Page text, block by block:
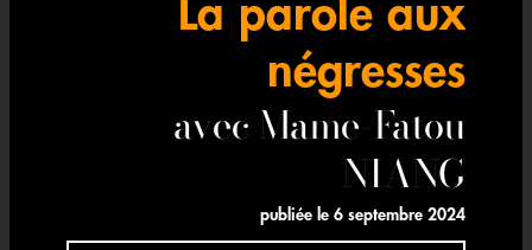
La parole aux
négresses
avec Mame-Fatou
NIANG
publiée le 6 septembre 2024